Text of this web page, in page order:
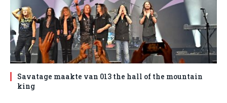
Savatage maakte van 013 the hall of the mountain
king